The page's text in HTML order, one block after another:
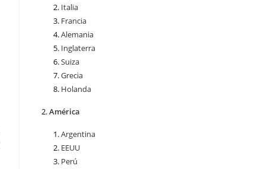
Italia
Francia
Alemania
Inglaterra
Suiza
Grecia
Holanda
América
Argentina
EEUU
Perú